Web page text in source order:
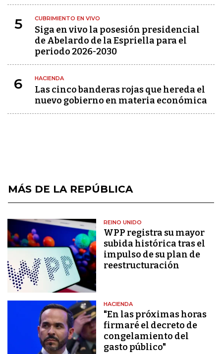
5 CUBRIMIENTO EN VIVO
Siga en vivo la posesión presidencial
de Abelardo de la Espriella para el
periodo 2026-2030
6 HACIENDA
Las cinco banderas rojas que hereda el
nuevo gobierno en materia económica
MÁS DE LA REPÚBLICA
REINO UNIDO
WPP registra su mayor
subida histórica tras el
impulso de su plan de
reestructuración
HACIENDA
"En las próximas horas
firmaré el decreto de
congelamiento del
gasto público"